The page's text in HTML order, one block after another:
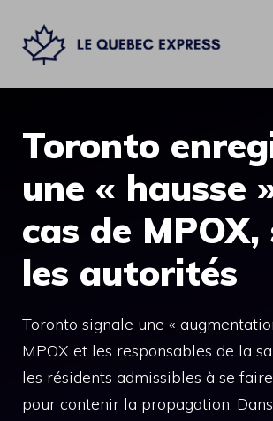
contenu
Toronto
une « hausse
cas de MPOX,
les autorités
Toronto signale une «
MPOX et les responsables de la
les résidents admissibles à se
pour contenir la propagation.